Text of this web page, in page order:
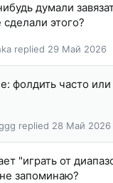
думали
этого?
29 Май 2026
фолдить часто
28 Май 2026
"играть от
запоминаю?